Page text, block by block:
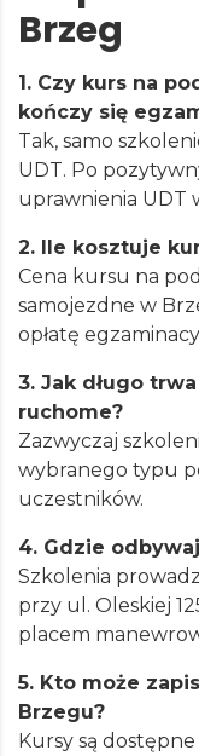
Brzeg
1. Czy kurs na
kończy się
Tak, samo
UDT. Po
uprawnienia UDT
2. Ile kosztuje
Cena kursu na
samojezdne w
opłatę
3. Jak długo
ruchome?
Zazwyczaj
wybranego typu
uczestników.
4. Gdzie
Szkolenia
przy ul. Oleskiej
placem
5. Kto może
Brzegu?
Kursy są